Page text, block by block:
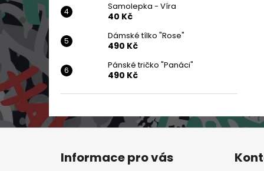
Samolepka - Víra
40 Kč
Dámské tílko "Rose"
490 Kč
Pánské tričko "Panáci"
490 Kč
Z
Informace pro vás